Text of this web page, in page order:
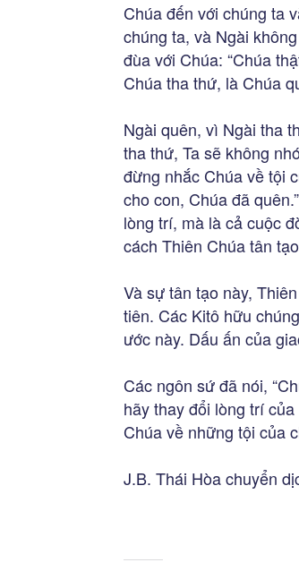
Chúa đến với chúng ta
chúng ta, và Ngài
đùa với Chúa: “Chúa
Chúa tha thứ, là Chúa
Ngài quên, vì Ngài tha
tha thứ, Ta sẽ không
đừng nhắc Chúa về tội
cho con, Chúa đã
lòng trí, mà là cả cuộc
cách Thiên Chúa tân
Và sự tân tạo này,
tiên. Các Kitô hữu
ước này. Dấu ấn của
Các ngôn sứ đã nói,
hãy thay đổi lòng trí
Chúa về những tội của
J.B. Thái Hòa chuyển